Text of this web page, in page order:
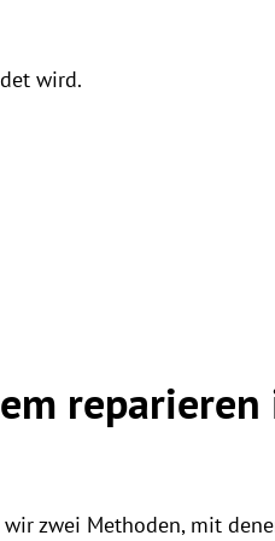
wird.
reparieren
zwei Methoden, mit